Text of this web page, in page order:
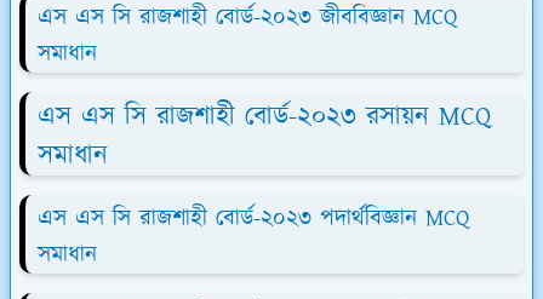
এস এস সি রাজশাহী বোর্ড-২০২৩ জীববিজ্ঞান MCQ
সমাধান
এস এস সি রাজশাহী বোর্ড-২০২৩ রসায়ন MCQ
সমাধান
এস এস সি রাজশাহী বোর্ড-২০২৩ পদার্থবিজ্ঞান MCQ
সমাধান